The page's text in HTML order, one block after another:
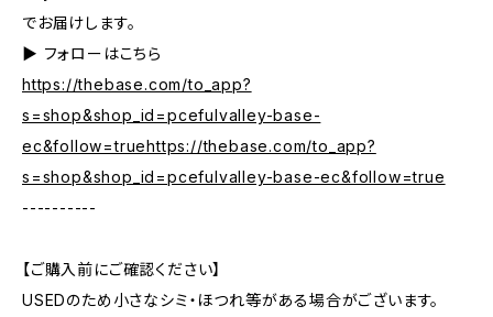
でお届けします。
▶︎ フォローはこちら
https://thebase.com/to_app?
s=shop&shop_id=pcefulvalley-base-
ec&follow=truehttps://thebase.com/to_app?
s=shop&shop_id=pcefulvalley-base-ec&follow=true
----------
【ご購入前にご確認ください】
USEDのため小さなシミ・ほつれ等がある場合がございます。